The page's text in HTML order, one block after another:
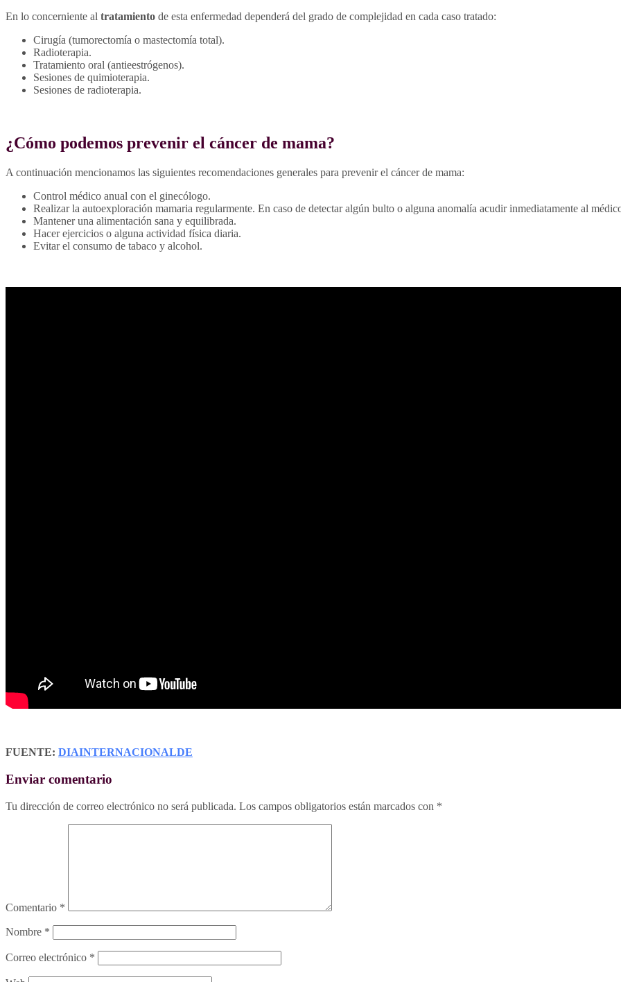
En lo concerniente al tratamiento de esta enfermedad dependerá del grado de complejidad en cada caso tratado:
Cirugía (tumorectomía o mastectomía total).
Radioterapia.
Tratamiento oral (antieestrógenos).
Sesiones de quimioterapia.
Sesiones de radioterapia.
¿Cómo podemos prevenir el cáncer de mama?
A continuación mencionamos las siguientes recomendaciones generales para prevenir el cáncer de mama:
Control médico anual con el ginecólogo.
Realizar la autoexploración mamaria regularmente. En caso de detectar algún bulto o alguna anomalía acudir inmediatamente al
Mantener una alimentación sana y equilibrada.
Hacer ejercicios o alguna actividad física diaria.
Evitar el consumo de tabaco y alcohol.
FUENTE: DIAINTERNACIONALDE
Enviar comentario
Tu dirección de correo electrónico no será publicada. Los campos obligatorios están marcados con *
Comentario *
Nombre *
Correo electrónico *